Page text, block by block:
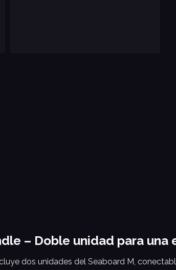
– Doble unidad para
dos unidades del Seaboard M,